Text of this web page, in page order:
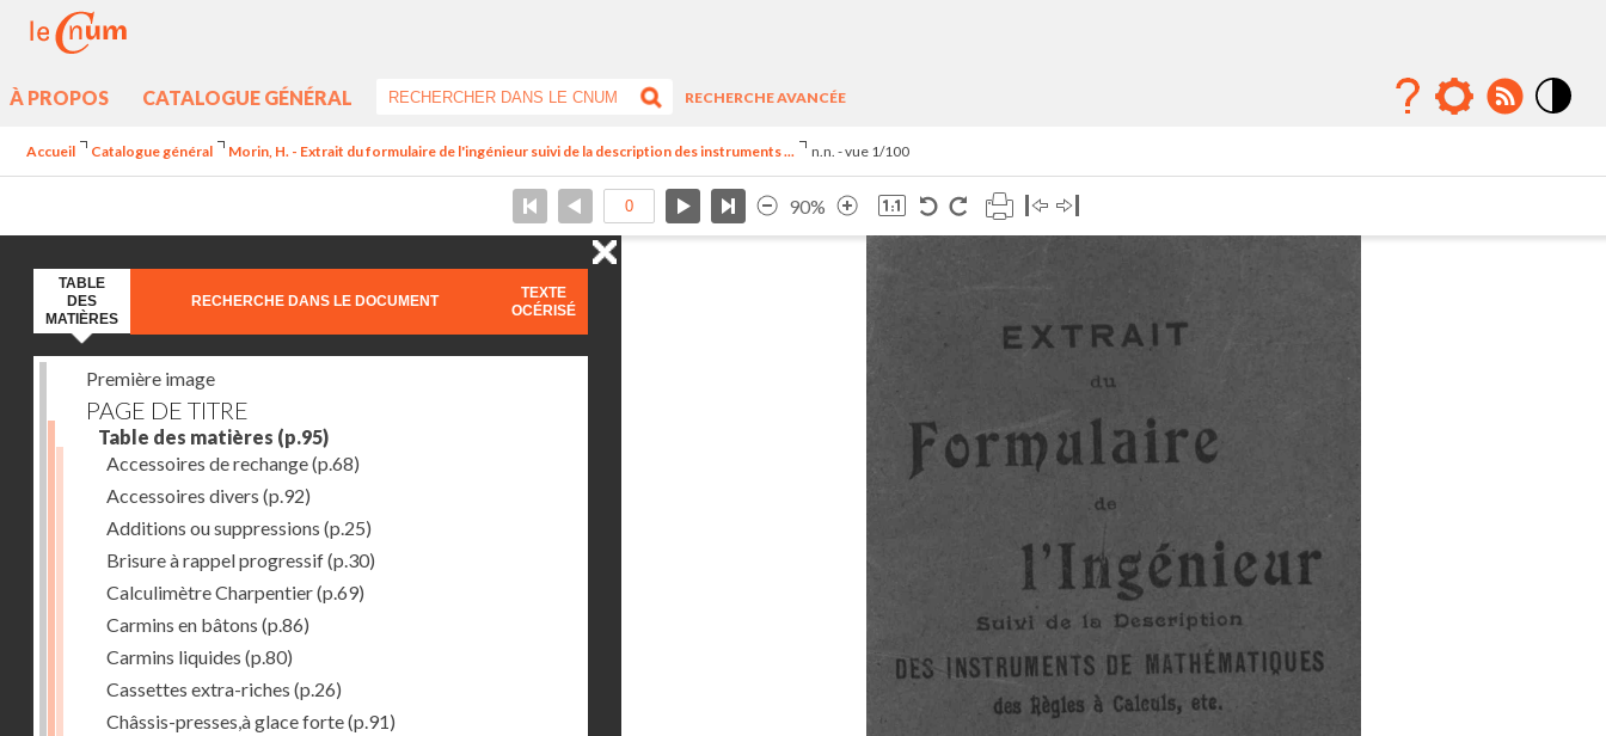
À PROPOS CATALOGUE GÉNÉRAL
RECHERCHE AVANCÉE
Accueil Catalogue général Morin, H. - Extrait du formulaire de l'ingénieur suivi de la description des instruments ... n.n. - vue 1/100
90%
TABLE
DES
MATIÈRES
RECHERCHE DANS LE DOCUMENT
TEXTE
OCÉRISÉ
Première image
PAGE DE TITRE
Table des matières (p.95)
Accessoires de rechange(p.68)
Accessoires divers (p.92)
Additions ou suppressions (p.25)
Brisure à rappel progressif(p.30)
Calculimètre Charpentier(p.69)
Carmins en bâtons (p.86)
Carmins liquides (p.80)
Cassettes extra-riches (p.26)
Châssis-presses,à glace forte(p.91)